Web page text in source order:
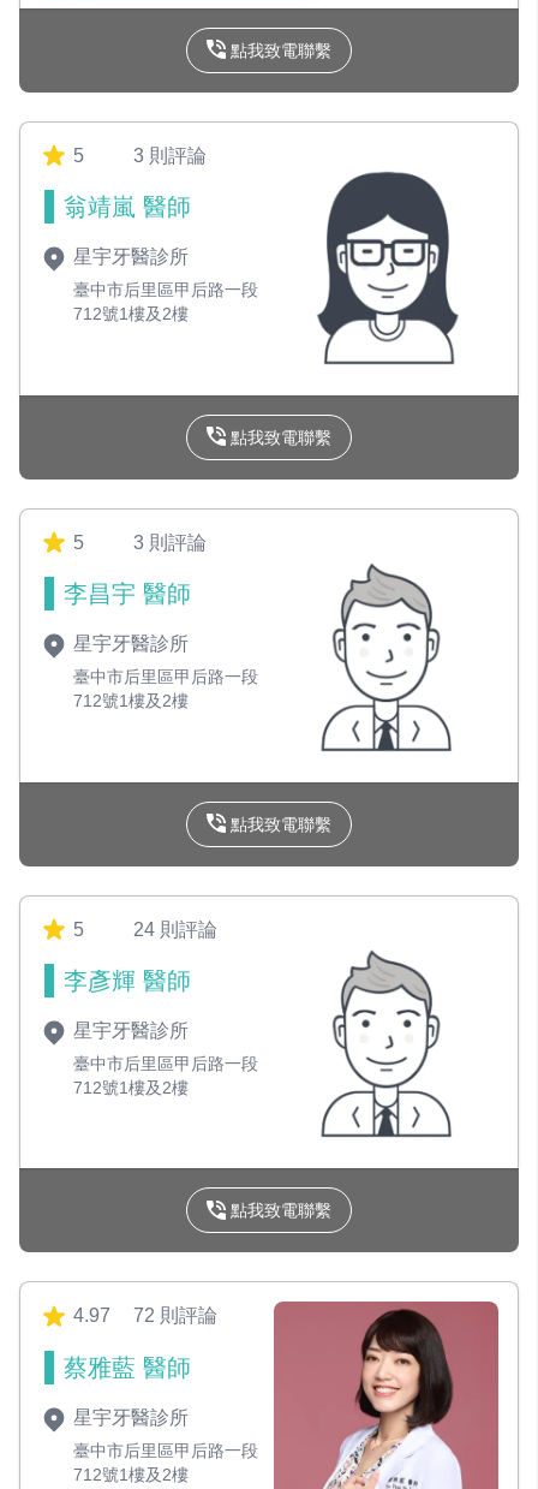
點我致電聯繫
5 3 則評論
翁靖嵐 醫師
星宇牙醫診所
臺中市后里區甲后路一段
712號1樓及2樓
點我致電聯繫
5 3 則評論
李昌宇 醫師
星宇牙醫診所
臺中市后里區甲后路一段
712號1樓及2樓
點我致電聯繫
5 24 則評論
李彥輝 醫師
星宇牙醫診所
臺中市后里區甲后路一段
712號1樓及2樓
點我致電聯繫
4.97 72 則評論
蔡雅藍 醫師
星宇牙醫診所
臺中市后里區甲后路一段
712號1樓及2樓